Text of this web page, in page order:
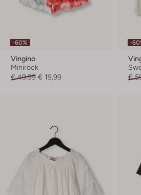
-60%
Vingino
Minirock
€ 49,99 € 19,99
-
€